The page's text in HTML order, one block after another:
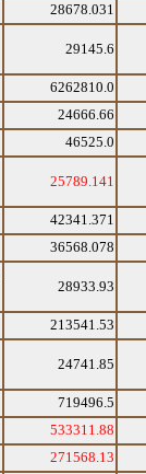
28678.031
29145.6
6262810.0
24666.66
46525.0
25789.141
42341.371
36568.078
28933.93
213541.53
24741.85
719496.5
533311.88
271568.13